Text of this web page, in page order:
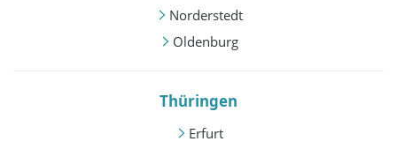
Norderstedt
Oldenburg
Thüringen
Erfurt